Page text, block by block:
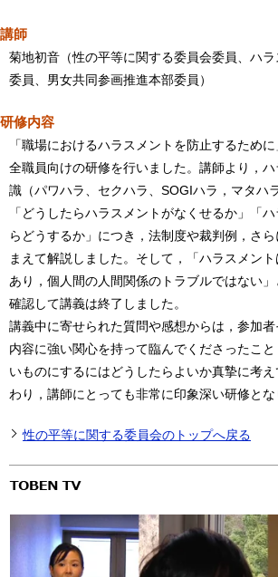
講師
菊地初音（性の平等に関する委員会委員、ハ
委員、男女共同参画推進本部委員）
研修内容
「職場におけるハラスメントを防止するため
全職員向けの研修を行いました。講師より，
識（パワハラ、セクハラ、SOGIハラ，マタハ
「どうしたらハラスメントがなくせるか」「
らどうするか」につき，法制度や裁判例，さ
まえて解説しました。そして，「ハラスメン
あり，個人間の人間関係のトラブルではない
確認して講義は終了しました。
講義中に寄せられた質問や感想からは，参加
内容に強い関心を持って臨んでくださったこ
いものにするにはどうしたらよいか真摯に考
わり，講師にとっても非常に印象深い研修とな
性の平等に関する委員会のトップへ戻る